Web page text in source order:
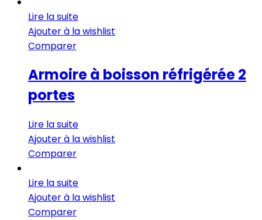
Lire la suite
Ajouter à la wishlist
Comparer
Armoire à boisson réfrigérée 2
portes
Lire la suite
Ajouter à la wishlist
Comparer
Lire la suite
Ajouter à la wishlist
Comparer